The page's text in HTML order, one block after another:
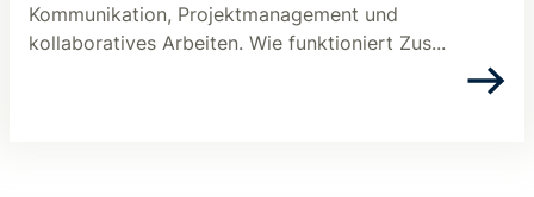
Kommunikation, Projektmanagement und
kollaboratives Arbeiten. Wie funktioniert Zus...